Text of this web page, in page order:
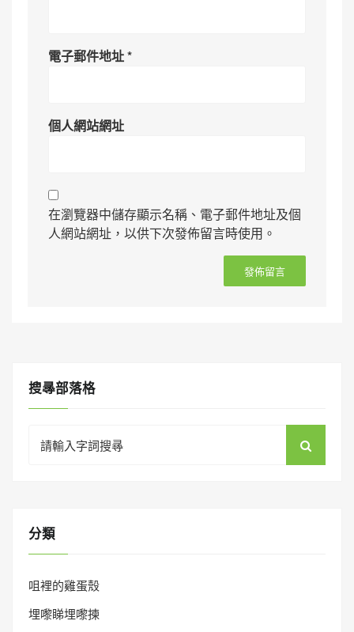
電子郵件地址*
個人網站網址
在瀏覽器中儲存顯示名稱、電子郵件地址及個
人網站網址，以供下次發佈留言時使用。
搜㝷部落格
for:
分類
咀裡的雞蛋殼
埋嚟睇埋嚟揀